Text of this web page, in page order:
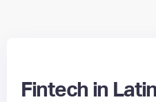
Fintech in